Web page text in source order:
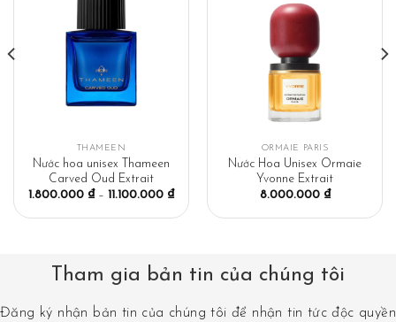
THAMEEN
Nước hoa unisex Thameen
Carved Oud Extrait
1.800.000 ₫– 11.100.000 ₫
ORMAIE PARIS
Nước Hoa Unisex Ormaie
Yvonne Extrait
8.000.000 ₫
Tham gia bản tin của chúng tôi
Đăng ký nhận bản tin của chúng tôi để nhận tin tức độc quyền